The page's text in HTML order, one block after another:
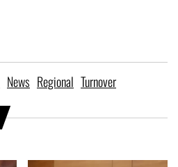
News Regional Turnover